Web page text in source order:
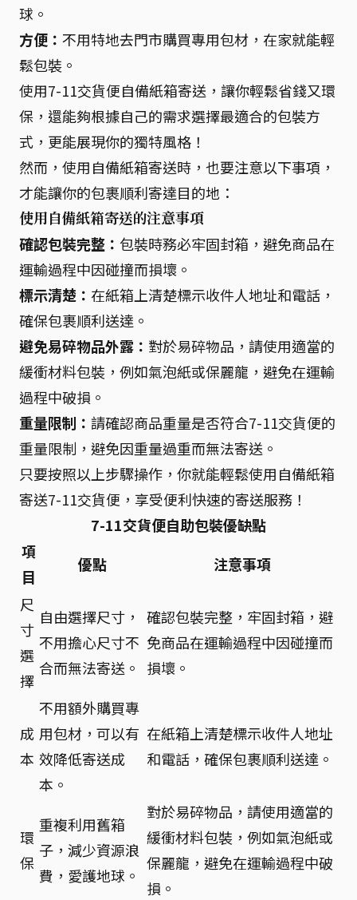
球。
方便： 不用特地去門市購買專用包材，在家就能輕
鬆包裝。
使用7-11交貨便自備紙箱寄送，讓你輕鬆省錢又環
保，還能夠根據自己的需求選擇最適合的包裝方
式，更能展現你的獨特風格！
然而，使用自備紙箱寄送時，也要注意以下事項，
才能讓你的包裹順利寄達目的地：
使用自備紙箱寄送的注意事項
確認包裝完整： 包裝時務必牢固封箱，避免商品在
運輸過程中因碰撞而損壞。
標示清楚： 在紙箱上清楚標示收件人地址和電話，
確保包裹順利送達。
避免易碎物品外露： 對於易碎物品，請使用適當的
緩衝材料包裝，例如氣泡紙或保麗龍，避免在運輸
過程中破損。
重量限制： 請確認商品重量是否符合7-11交貨便的
重量限制，避免因重量過重而無法寄送。
只要按照以上步驟操作，你就能輕鬆使用自備紙箱
寄送7-11交貨便，享受便利快速的寄送服務！
7-11交貨便自助包裝優缺點
項
目
優點
注意事項
尺
寸
選
擇
自由選擇尺寸，
不用擔心尺寸不
合而無法寄送。
確認包裝完整，牢固封箱，避
免商品在運輸過程中因碰撞而
損壞。
成
本
不用額外購買專
用包材，可以有
效降低寄送成
本。
在紙箱上清楚標示收件人地址
和電話，確保包裹順利送達。
環
保
重複利用舊箱
子，減少資源浪
費，愛護地球。
對於易碎物品，請使用適當的
緩衝材料包裝，例如氣泡紙或
保麗龍，避免在運輸過程中破
損。